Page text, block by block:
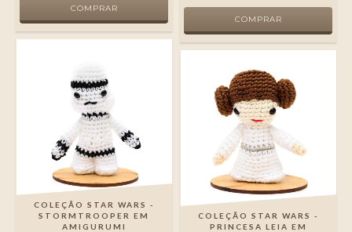
COLEÇÃO STAR WARS -
STORMTROOPER EM
AMIGURUMI
COLEÇÃO STAR WARS -
PRINCESA LEIA EM